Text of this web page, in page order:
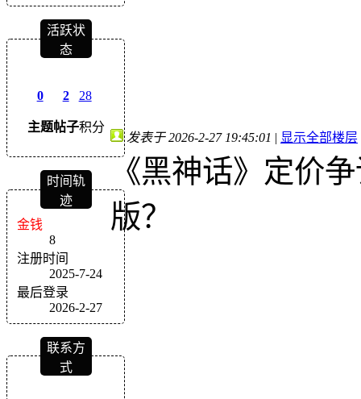
活跃状
态
0
主题
2
帖子
28
积分
时间轨
迹
金钱
8
注册时间
2025-7-24
最后登录
2026-2-27
联系方
式
发表于 2026-2-27 19:45:01 | 显示全部楼层
《黑神话》定价
版？